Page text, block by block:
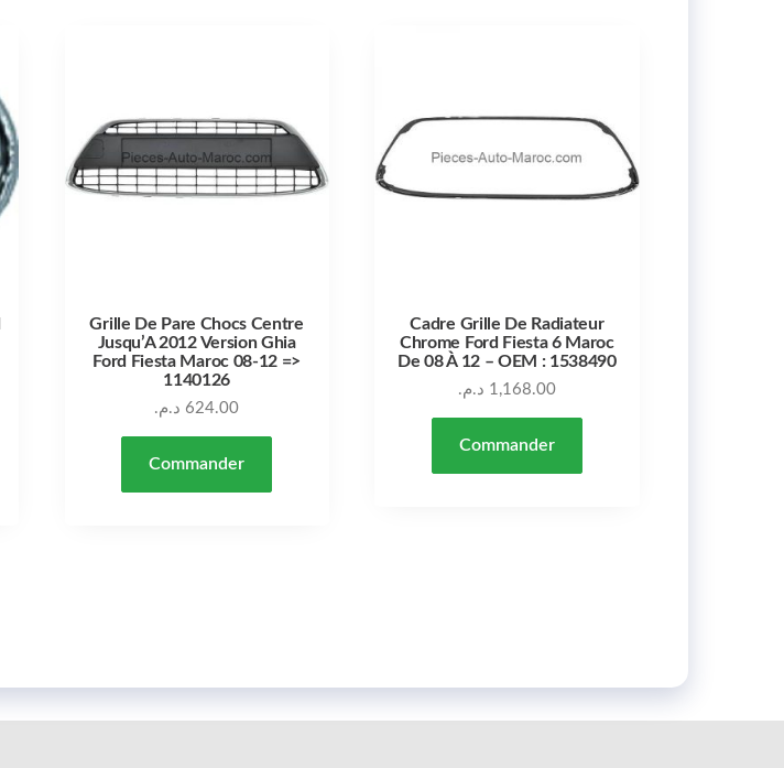
Grille De Pare Chocs Centre
Jusqu’A 2012 Version Ghia
Ford Fiesta Maroc 08-12 =>
1140126
624.00 د.م.
Commander
Cadre Grille De Radiateur
Chrome Ford Fiesta 6 Maroc
De 08 À 12 – OEM : 1538490
1,168.00 د.م.
Commander